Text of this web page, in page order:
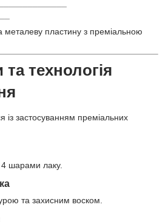
металеву пластину з преміальною
технологія
із застосуванням преміальних
4 шарами лаку.
та захисним воском.